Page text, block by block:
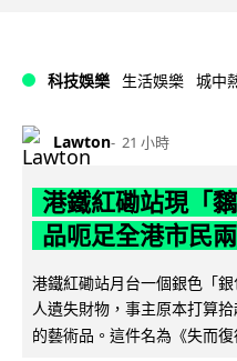
科技娛樂 生活娛樂 城中
Lawton 21 小時
港鐵紅磡站現「
品呃足全港市民
港鐵紅磡站月台一個銀色「
人遺失財物，事主原本打算
的藝術品。這件名為《失而